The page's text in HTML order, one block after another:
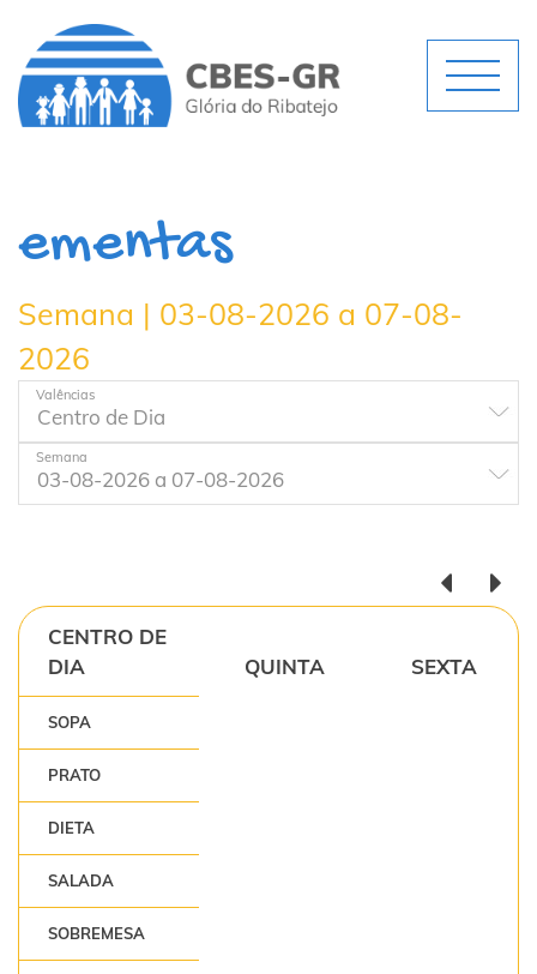
ementas
Semana | 03-08-2026 a 07-08-
2026
Valências
Semana
CENTRO DE
DIA
QUINTA SEXTA
SOPA
PRATO
DIETA
SALADA
SOBREMESA